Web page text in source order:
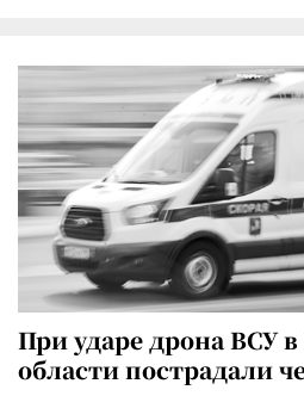
При ударе дрона ВСУ
области пострадали